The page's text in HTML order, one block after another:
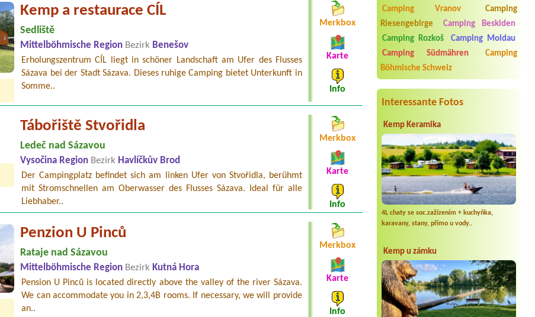
Termin ab 2026-08-08 |
Chatová
El chatka pro 3 osoby
Termin ab 2026-08-07 | Koupaliště a
kemp Zákupy
11 místo u vody,1 elektrická přípojka
Veltrusy
1xtent for 2 adults and 3 children
Camping Vranov
Camping
Riesengebirge
Camping Beskiden
Camping Rozkoš
Camping Moldau
Camping Südmähren
Camping
Böhmische Schweiz
Interessante Fotos
Kemp Keramika
4L chaty se soc.zažízením + kuchyňka,
karavany, stany, přímo u vody..
Kemp u zámku
Kemp a restaurace CÍL
Sedliště
Mittelböhmische Region Bezirk Benešov
Erholungszentrum CÍL liegt in schöner Landschaft am Ufer des Flusses
Sázava bei der Stadt Sázava. Dieses ruhige Camping bietet Unterkunft in
Somme..
Merkbox
Karte
Info
Tábořiště Stvořidla
Ledeč nad Sázavou
Vysočina Region Bezirk Havlíčkův Brod
Der Campingplatz befindet sich am linken Ufer von Stvořidla, berühmt
mit Stromschnellen am Oberwasser des Flusses Sázava. Ideal für alle
Liebhaber..
Merkbox
Karte
Info
Penzion U Pinců
Rataje nad Sázavou
Mittelböhmische Region Bezirk Kutná Hora
Pension U Pinců is located directly above the valley of the river Sázava.
We can accommodate you in 2,3,4B rooms. If necessary, we will provide
an..
Merkbox
Karte
Info